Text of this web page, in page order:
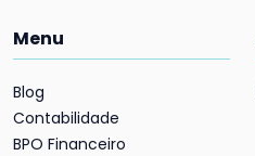
Menu
Blog
Contabilidade
BPO Financeiro